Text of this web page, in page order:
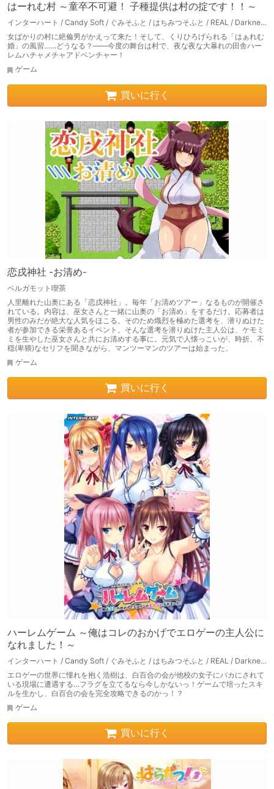
はーれむ村 ～童卒不可避！ 子種提供は村の掟です！！～
インターハート / Candy Soft / ぐみそふと / はちみつそふと / REAL / DarknessPot / 娘。 / しばそふと / DESSERT Soft / カカオ / ういろうそふと / ましゅまろそふと
女ばかりの村に絶倫男がかえって来た！そして、くりひろげられる「はぁれむ
婚」の風習……どうなる？――今度の舞台は村で、夜な夜な大暴れの田舎ハー
レムハチャメチャアドベンチャー！
ゲーム
買いに行く
恋戌神社 -お清め-
ベルガモット喫茶
人里離れた山奥にある「恋戌神社」。毎年「お清めツアー」なるものが開催さ
れている。内容は、巫女さんと一緒に山奥の「お清め」をするだけ。応募者は
男性のみだが絶大な人気をほこる。そのため熾烈を極めた選考を、潜りぬけた
者が参加できる栄誉あるイベント。そんな選考を潜りぬけた主人公は、ケモミ
ミを生やした巫女さんと共にお清めする事に。元気で人懐っこいが、時折、不
穏(卑猥)なセリフを聞きながら、マンツーマンのツアーは始まった。
ゲーム
買いに行く
ハーレムゲーム ～俺はコレのおかげでエロゲーの主人公に
なれました！～
インターハート / Candy Soft / ぐみそふと / はちみつそふと / REAL / DarknessPot / 娘。 / しばそふと / DESSERT Soft / カカオ / ういろうそふと / ましゅまろそふと
エロゲーの世界に憧れを抱く浩樹は、白百合の会が他校の女子にバカにされて
いる現場に遭遇する…フラグを立てるなら今しかないっ！ゲームで培ったスキ
ルを生かし、白百合の会を完全攻略できるのかっ！？
ゲーム
買いに行く